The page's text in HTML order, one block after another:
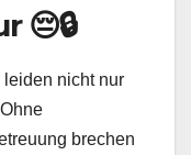
😔🔒
leiden nicht nur
brechen